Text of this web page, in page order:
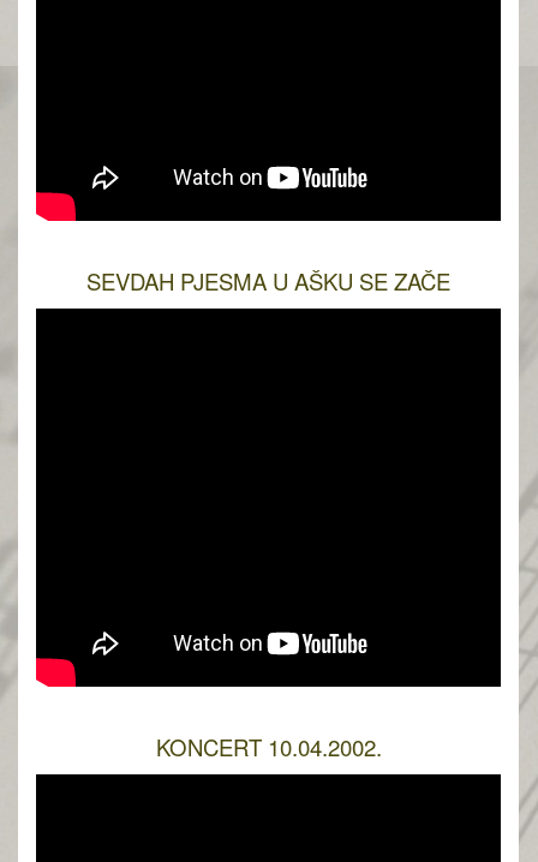
SEVDAH PJESMA U AŠKU SE ZAČE
KONCERT 10.04.2002.